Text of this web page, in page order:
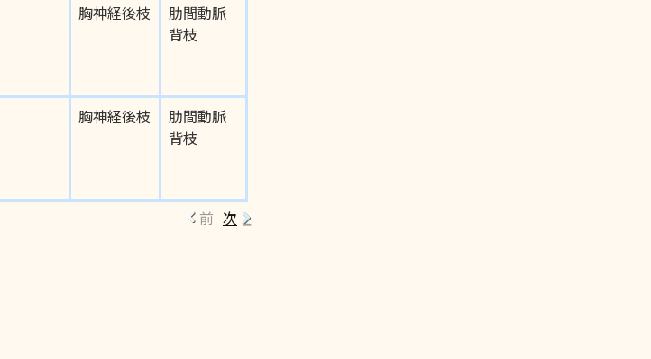
胸神経後枝
肋間動脈
背枝
胸神経後枝
肋間動脈
背枝
前 次